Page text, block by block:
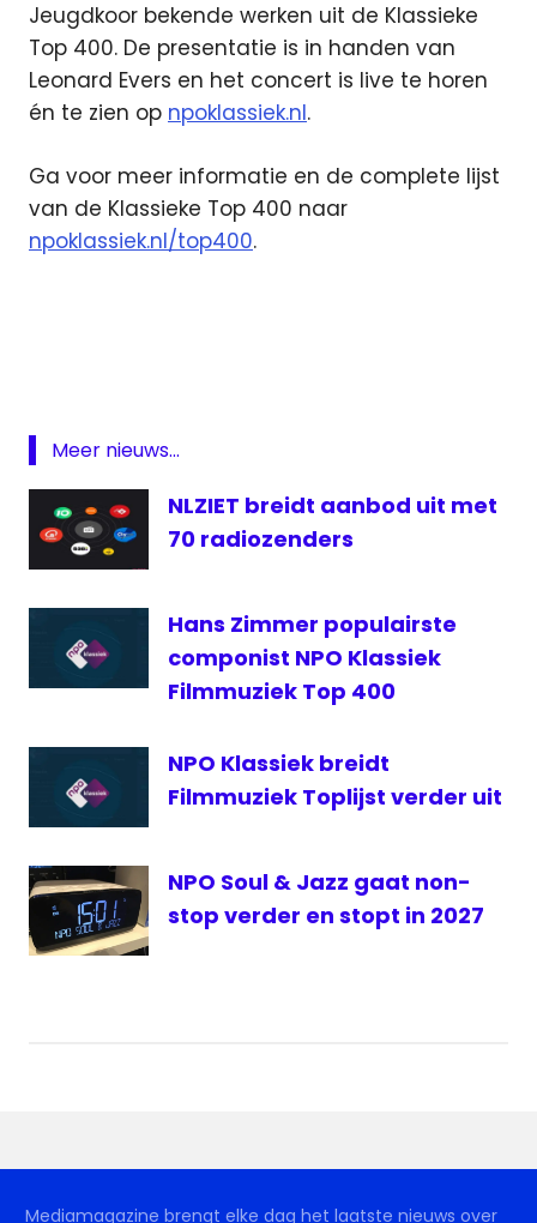
Jeugdkoor bekende werken uit de Klassieke
Top 400. De presentatie is in handen van
Leonard Evers en het concert is live te horen
én te zien op npoklassiek.nl.
Ga voor meer informatie en de complete lijst
van de Klassieke Top 400 naar
npoklassiek.nl/top400.
Meer nieuws...
NLZIET breidt aanbod uit met
70 radiozenders
Hans Zimmer populairste
componist NPO Klassiek
Filmmuziek Top 400
NPO Klassiek breidt
Filmmuziek Toplijst verder uit
NPO Soul & Jazz gaat non-
stop verder en stopt in 2027
Mediamagazine brengt elke dag het laatste nieuws over